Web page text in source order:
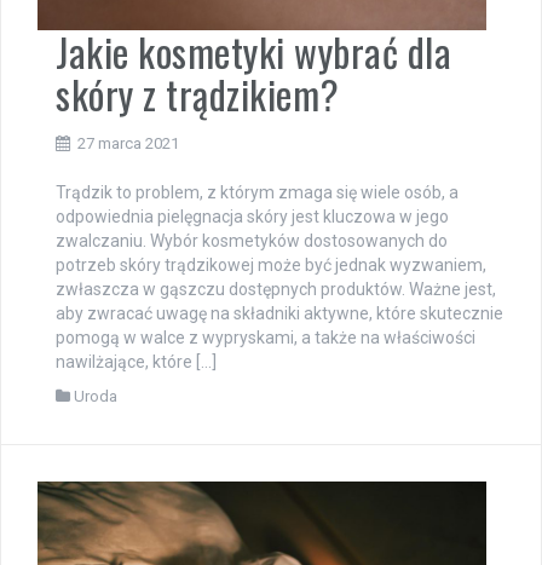
Jakie kosmetyki wybrać dla
skóry z trądzikiem?
27 marca 2021
Trądzik to problem, z którym zmaga się wiele osób, a
odpowiednia pielęgnacja skóry jest kluczowa w jego
zwalczaniu. Wybór kosmetyków dostosowanych do
potrzeb skóry trądzikowej może być jednak wyzwaniem,
zwłaszcza w gąszczu dostępnych produktów. Ważne jest,
aby zwracać uwagę na składniki aktywne, które skutecznie
pomogą w walce z wypryskami, a także na właściwości
nawilżające, które […]
Uroda